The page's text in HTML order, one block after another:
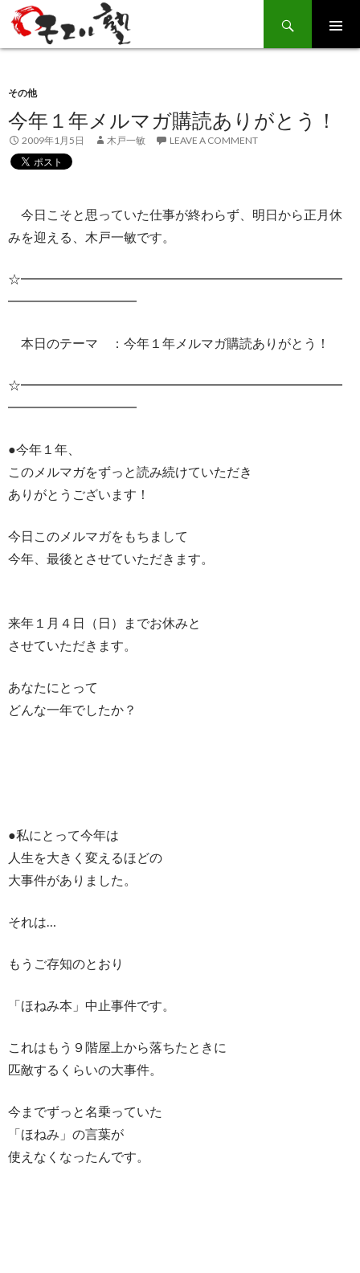
Search
SKIP
TO
その他
今年１年メルマガ購読ありがとう！
2009年1月5日 木戸一敏 LEAVE A COMMENT
今日こそと思っていた仕事が終わらず、明日から正月休
みを迎える、木戸一敏です。
☆━━━━━━━━━━━━━━━━━━━━━━━━━
━━━━━━━━━━
本日のテーマ ：今年１年メルマガ購読ありがとう！
☆━━━━━━━━━━━━━━━━━━━━━━━━━
━━━━━━━━━━
●今年１年、
このメルマガをずっと読み続けていただき
ありがとうございます！
今日このメルマガをもちまして
今年、最後とさせていただきます。
来年１月４日（日）までお休みと
させていただきます。
あなたにとって
どんな一年でしたか？
●私にとって今年は
人生を大きく変えるほどの
大事件がありました。
それは…
もうご存知のとおり
「ほねみ本」中止事件です。
これはもう９階屋上から落ちたときに
匹敵するくらいの大事件。
今までずっと名乗っていた
「ほねみ」の言葉が
使えなくなったんです。